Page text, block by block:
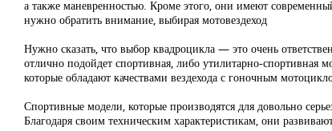
а также маневренностью. Кроме этого, они имеют
нужно обратить внимание, выбирая мотовездеход
Нужно сказать, что выбор квадроцикла — это очень
отлично подойдет спортивная, либо утилитарно-спортивная
которые обладают качествами вездехода с гоночным
Спортивные модели, которые производятся для довольно
Благодаря своим техническим характеристикам, они